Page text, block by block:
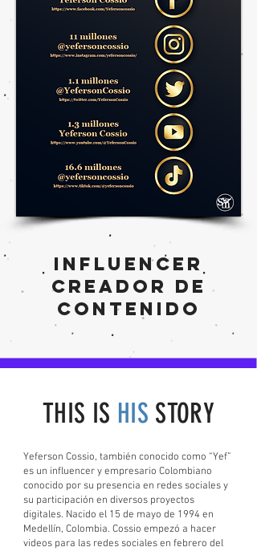
INFLUENCER
CREADOR DE
CONTENIDO
THIS IS HIS STORY
Yeferson Cossio, también conocido como “Yef”
es un influencer y empresario Colombiano
conocido por su presencia en redes sociales y
su participación en diversos proyectos
digitales. Nacido el 15 de mayo de 1994 en
Medellín, Colombia. Cossio empezó a hacer
videos para las redes sociales en febrero del